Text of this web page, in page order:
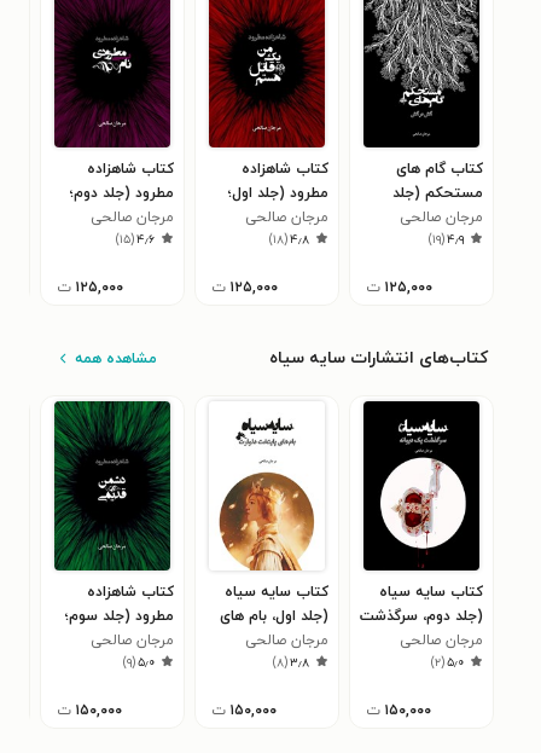
کتاب گام های
مستحکم (جلد
دوم)
مرجان صالحی
۴٫۹(۱۹)
۱۲۵,۰۰۰ ت
کتاب شاهزاده
مطرود (جلد اول؛
من یک قاتل
هستم)
مرجان صالحی
۴٫۸(۱۸)
۱۲۵,۰۰۰ ت
کتاب شاهزاده
مطرود (جلد دوم؛
مطرودی بی نام)
مرجان صالحی
۴٫۶(۱۵)
۱۲۵,۰۰۰ ت
کتاب‌های انتشارات سایه سیاه مشاهده همه
کتاب سایه‌ سیاه
(جلد دوم، سرگذشت
یک دیوانه)
مرجان صالحی
۵٫۰(۲)
۱۵۰,۰۰۰ ت
کتاب سایه‌ سیاه
(جلد اول، بام های
پایتخت دلوارت)
مرجان صالحی
۳٫۸(۸)
۱۵۰,۰۰۰ ت
کتاب شاهزاده
مطرود (جلد سوم؛
دشمن قدیمی)
مرجان صالحی
۵٫۰(۹)
۱۵۰,۰۰۰ ت